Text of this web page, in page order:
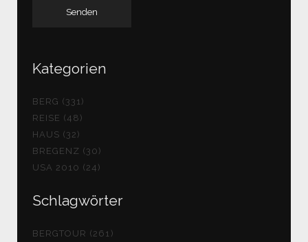
Kategorien
BERG (331)
REISE (48)
HAUS (32)
BREGENZ (30)
USA 2010 (24)
Schlagwörter
BERGTOUR (261)